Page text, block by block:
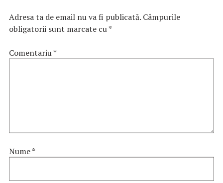
Adresa ta de email nu va fi publicată. Câmpurile
obligatorii sunt marcate cu*
Comentariu*
Nume*